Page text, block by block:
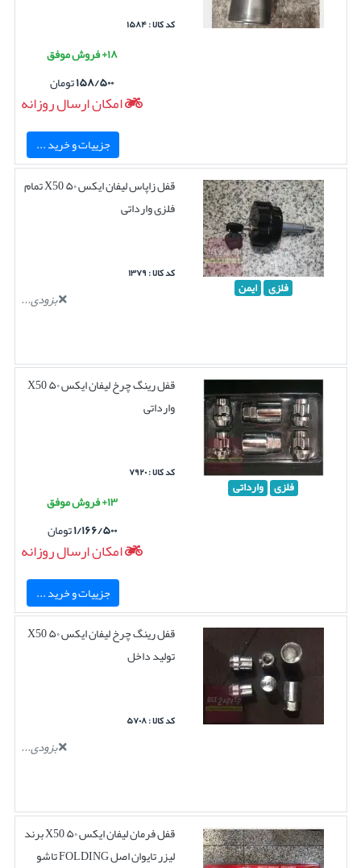
کد کالا : ۱۵۸۴
۱۸+ فروش موفق
۱۵۸/۵۰۰تومان
امکان ارسال روزانه
جزییات و خرید ...
فلزی ایمن
قفل زاپاس لیفان ایکس ۵۰ X50 تمام
فلزی وارداتی
کد کالا : ۱۳۷۹
بزودی...
فلزی وارداتی
قفل رینگ چرخ لیفان ایکس ۵۰ X50
وارداتی
کد کالا : ۷۹۲۰
۱۳+ فروش موفق
۱/۱۶۶/۵۰۰تومان
امکان ارسال روزانه
جزییات و خرید ...
قفل رینگ چرخ لیفان ایکس ۵۰ X50
تولید داخل
کد کالا : ۵۷۰۸
بزودی...
قفل فرمان لیفان ایکس ۵۰ X50 برند
لیزر تایوان اصل FOLDING تاشو